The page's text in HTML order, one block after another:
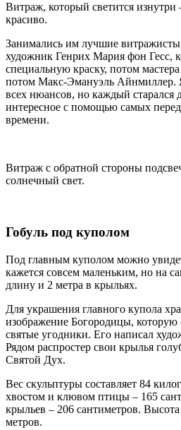
Витраж, который светится
красиво.
Занимались им лучшие
художник Генрих Мария фон Гесс,
специальную краску, потом
потом Макс-Эмануэль Айнмиллер.
всех нюансов, но каждый старался
интересное с помощью самых
времени.
Витраж с обратной стороны
солнечный свет.
Гобуль под куполом
Под главным куполом можно
кажется совсем маленьким, но на
длину и 2 метра в крыльях.
Для украшения главного купола
изображение Богородицы, которую
святые угодники. Его написал
Рядом распростер свои крылья
Святой Дух.
Вес скульптуры составляет 84
хвостом и клювом птицы – 165
крыльев – 206 сантиметров.
метров.